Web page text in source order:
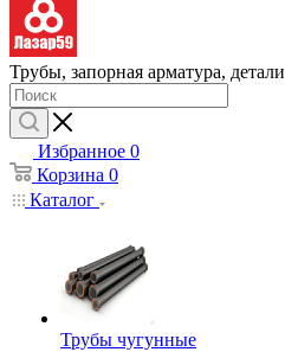
Трубы, запорная арматура,
Избранное 0
Корзина 0
Каталог
Трубы чугунные